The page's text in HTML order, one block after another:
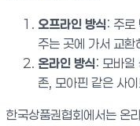
오프라인 방식: 주로
주는 곳에 가서 교환
온라인 방식: 모바일
존, 모아핀 같은 사
한국상품권협회에서는 온